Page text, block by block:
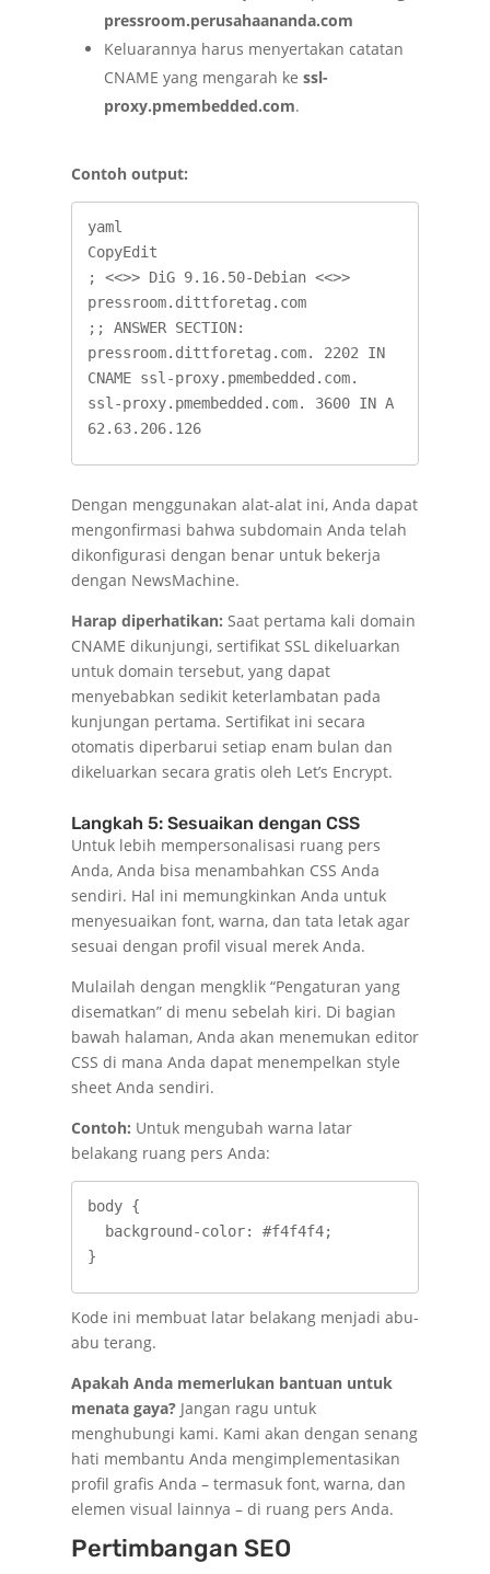
pressroom.perusahaananda.com
Keluarannya harus menyertakan catatan
CNAME yang mengarah ke ssl-
proxy.pmembedded.com.
Contoh output:
yaml
CopyEdit
; <<>> DiG 9.16.50-Debian <<>>
pressroom.dittforetag.com
;; ANSWER SECTION:
pressroom.dittforetag.com. 2202 IN
CNAME ssl-proxy.pmembedded.com.
ssl-proxy.pmembedded.com. 3600 IN A
62.63.206.126
Dengan menggunakan alat-alat ini, Anda dapat
mengonfirmasi bahwa subdomain Anda telah
dikonfigurasi dengan benar untuk bekerja
dengan NewsMachine.
Harap diperhatikan: Saat pertama kali domain
CNAME dikunjungi, sertifikat SSL dikeluarkan
untuk domain tersebut, yang dapat
menyebabkan sedikit keterlambatan pada
kunjungan pertama. Sertifikat ini secara
otomatis diperbarui setiap enam bulan dan
dikeluarkan secara gratis oleh Let’s Encrypt.
Langkah 5: Sesuaikan dengan CSS
Untuk lebih mempersonalisasi ruang pers
Anda, Anda bisa menambahkan CSS Anda
sendiri. Hal ini memungkinkan Anda untuk
menyesuaikan font, warna, dan tata letak agar
sesuai dengan profil visual merek Anda.
Mulailah dengan mengklik “Pengaturan yang
disematkan” di menu sebelah kiri. Di bagian
bawah halaman, Anda akan menemukan editor
CSS di mana Anda dapat menempelkan style
sheet Anda sendiri.
Contoh: Untuk mengubah warna latar
belakang ruang pers Anda:
body {
background-color: #f4f4f4;
}
Kode ini membuat latar belakang menjadi abu-
abu terang.
Apakah Anda memerlukan bantuan untuk
menata gaya?Jangan ragu untuk
menghubungi kami. Kami akan dengan senang
hati membantu Anda mengimplementasikan
profil grafis Anda – termasuk font, warna, dan
elemen visual lainnya – di ruang pers Anda.
Pertimbangan SEO